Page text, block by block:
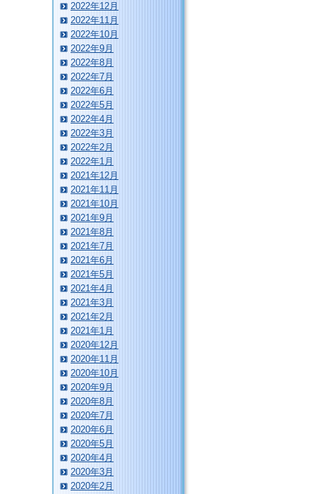
2022年12月
2022年11月
2022年10月
2022年9月
2022年8月
2022年7月
2022年6月
2022年5月
2022年4月
2022年3月
2022年2月
2022年1月
2021年12月
2021年11月
2021年10月
2021年9月
2021年8月
2021年7月
2021年6月
2021年5月
2021年4月
2021年3月
2021年2月
2021年1月
2020年12月
2020年11月
2020年10月
2020年9月
2020年8月
2020年7月
2020年6月
2020年5月
2020年4月
2020年3月
2020年2月